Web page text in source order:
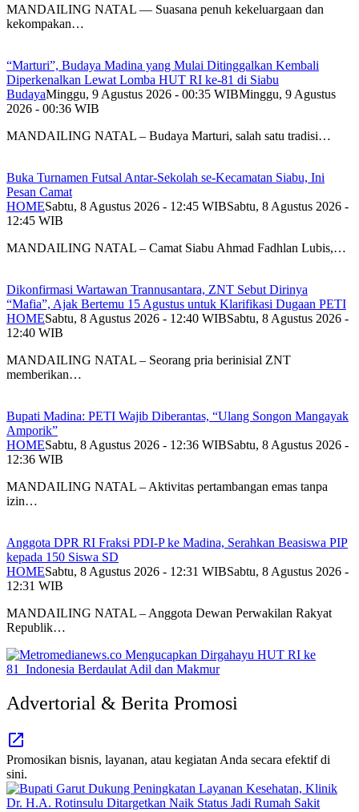
MANDAILING NATAL — Suasana penuh kekeluargaan dan
kekompakan…
“Marturi”, Budaya Madina yang Mulai Ditinggalkan Kembali
Diperkenalkan Lewat Lomba HUT RI ke-81 di Siabu
BudayaMinggu, 9 Agustus 2026 - 00:35 WIBMinggu, 9 Agustus
2026 - 00:36 WIB
MANDAILING NATAL – Budaya Marturi, salah satu tradisi…
Buka Turnamen Futsal Antar-Sekolah se-Kecamatan Siabu, Ini
Pesan Camat
HOMESabtu, 8 Agustus 2026 - 12:45 WIBSabtu, 8 Agustus 2026 -
12:45 WIB
MANDAILING NATAL – Camat Siabu Ahmad Fadhlan Lubis,…
Dikonfirmasi Wartawan Trannusantara, ZNT Sebut Dirinya
“Mafia”, Ajak Bertemu 15 Agustus untuk Klarifikasi Dugaan PETI
HOMESabtu, 8 Agustus 2026 - 12:40 WIBSabtu, 8 Agustus 2026 -
12:40 WIB
MANDAILING NATAL – Seorang pria berinisial ZNT
memberikan…
Bupati Madina: PETI Wajib Diberantas, “Ulang Songon Mangayak
Amporik”
HOMESabtu, 8 Agustus 2026 - 12:36 WIBSabtu, 8 Agustus 2026 -
12:36 WIB
MANDAILING NATAL – Aktivitas pertambangan emas tanpa
izin…
Anggota DPR RI Fraksi PDI-P ke Madina, Serahkan Beasiswa PIP
kepada 150 Siswa SD
HOMESabtu, 8 Agustus 2026 - 12:31 WIBSabtu, 8 Agustus 2026 -
12:31 WIB
MANDAILING NATAL – Anggota Dewan Perwakilan Rakyat
Republik…
Advertorial & Berita Promosi
Promosikan bisnis, layanan, atau kegiatan Anda secara efektif di
sini.